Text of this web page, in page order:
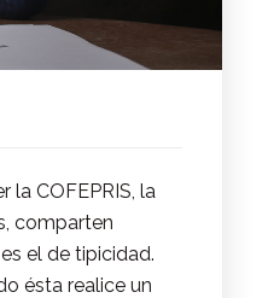
COFEPRIS, la
comparten
el de tipicidad.
ésta realice un